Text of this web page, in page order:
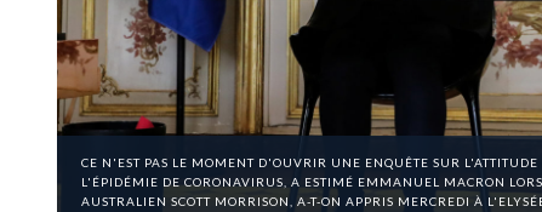
CE N'EST PAS LE MOMENT D'OUVRIR UNE ENQUÊTE SUR
L'ÉPIDÉMIE DE CORONAVIRUS, A ESTIMÉ EMMANUEL MACRON
AUSTRALIEN SCOTT MORRISON, A-T-ON APPRIS MERCREDI À